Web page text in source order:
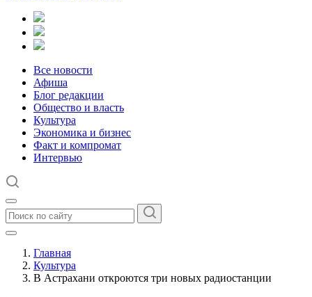
Все новости
Афиша
Блог редакции
Общество и власть
Культура
Экономика и бизнес
Факт и компромат
Интервью
Главная
Культура
В Астрахани откроются три новых радиостанции